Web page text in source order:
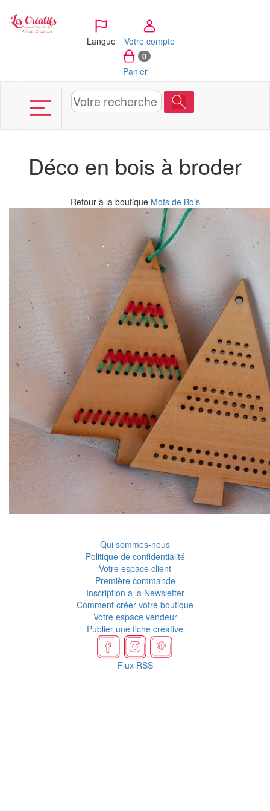
Langue Votre compte
0
Panier
Déco en bois à broder
Retour à la boutique Mots de Bois
Qui sommes-nous
Politique de confidentialité
Votre espace client
Première commande
Inscription à la Newsletter
Comment créer votre boutique
Votre espace vendeur
Publier une fiche créative
Flux RSS